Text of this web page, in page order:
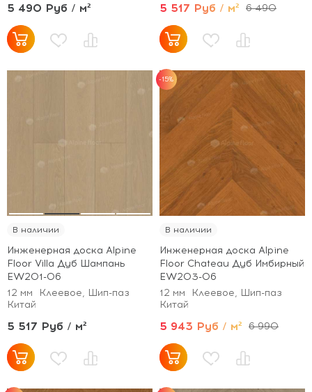
5 490 Руб / м² 5 517 Руб / м² 6 490
В наличии
Инженерная доска Alpine
Floor Villa Дуб Шампань
EW201-06
12 мм
Клеевое, Шип-паз
Китай
5 517 Руб / м²
-15%
В наличии
Инженерная доска Alpine
Floor Chateau Дуб Имбирный
EW203-06
12 мм
Клеевое, Шип-паз
Китай
5 943 Руб / м² 6 990